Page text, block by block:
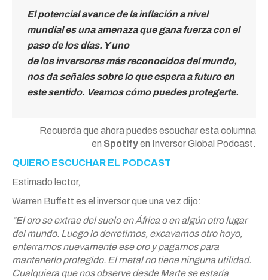
El potencial avance de la inflación a nivel
mundial es una amenaza que gana fuerza con el
paso delosdías. Y uno
delosinversoresmásreconocidos del mundo,
nos da señales sobre lo que espera a futuro en
este sentido. Veamos cómo puedes protegerte.
Recuerda que ahora puedes escuchar esta columna
en Spotifyen Inversor Global Podcast.
QUIERO ESCUCHAR EL PODCAST
Estimado lector,
Warren Buffett es el inversor que una vez dijo:
“Elorose extrae del suelo en África o en algún otro lugar
del mundo. Luego lo derretimos, excavamos otro hoyo,
enterramos nuevamente eseoroy pagamos para
mantenerlo protegido. El metal no tiene ninguna utilidad.
Cualquiera que nos observe desde Marte se estaría